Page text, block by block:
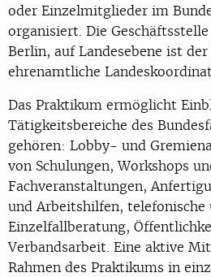
oder Einzelmitglieder im
organisiert. Die
Berlin, auf Landesebene ist
ehrenamtliche
Das Praktikum ermöglicht
Tätigkeitsbereiche des
gehören: Lobby- und
von Schulungen, Workshops
Fachveranstaltungen,
und Arbeitshilfen, telefonische
Einzelfallberatung,
Verbandsarbeit. Eine aktive
Rahmen des Praktikums in